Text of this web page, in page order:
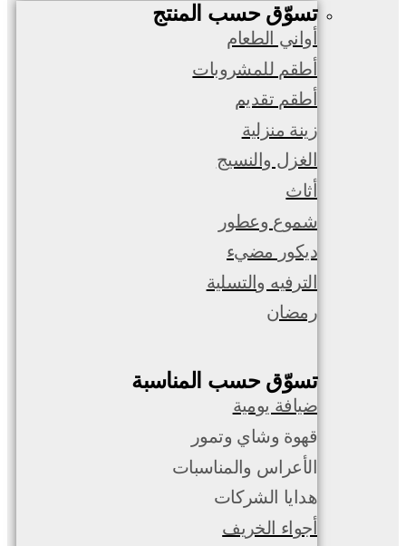
تسوّق حسب المنتج
أواني الطعام
أطقم للمشروبات
أطقم تقديم
زينة منزلية
الغزل والنسيج
أثاث
شموع وعطور
ديكور مضيء
الترفيه والتسلية
رمضان
تسوّق حسب المناسبة
ضيافة يومية
قهوة وشاي وتمور
الأعراس والمناسبات
هدايا الشركات
أجواء الخريف